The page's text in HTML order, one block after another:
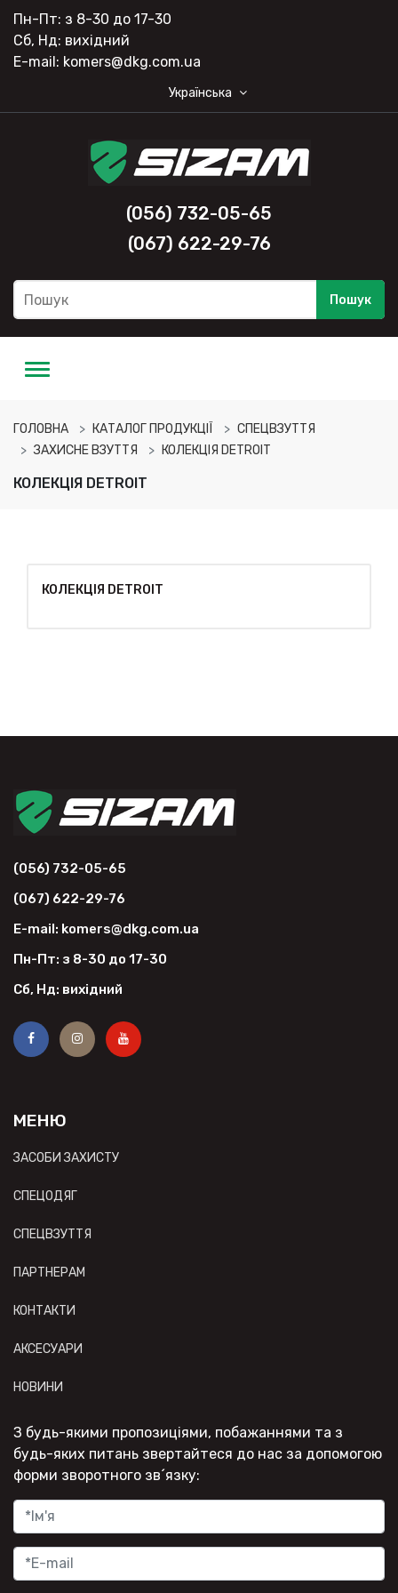
Пн-Пт: з 8-30 до 17-30
Сб, Нд: вихідний
E-mail: komers@dkg.com.ua
Українська
Пошук
(056) 732-05-65
(067) 622-29-76
ГОЛОВНА КАТАЛОГ ПРОДУКЦІЇ
СПЕЦВЗУТТЯ
ЗАХИСНЕ ВЗУТТЯ
КОЛЕКЦІЯ DETROIT
КОЛЕКЦІЯ DETROIT
КОЛЕКЦІЯ DETROIT
(056) 732-05-65
(067) 622-29-76
E-mail: komers@dkg.com.ua
Пн-Пт: з 8-30 до 17-30
Сб, Нд: вихідний
МЕНЮ
ЗАСОБИ ЗАХИСТУ
СПЕЦОДЯГ
СПЕЦВЗУТТЯ
ПАРТНЕРАМ
КОНТАКТИ
АКСЕСУАРИ
НОВИНИ
З будь-якими пропозиціями, побажаннями та з
будь-яких питань звертайтеся до нас за допомогою
форми зворотного зв´язку: